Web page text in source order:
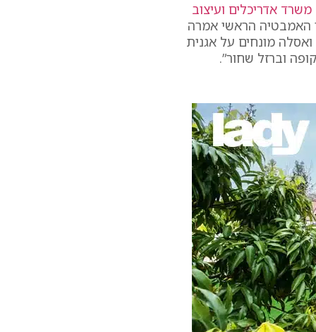
אדריכלים ועיצוב
האמבטיה הראשי אמרה
מונחים על אגנית
וברזל שחור”.